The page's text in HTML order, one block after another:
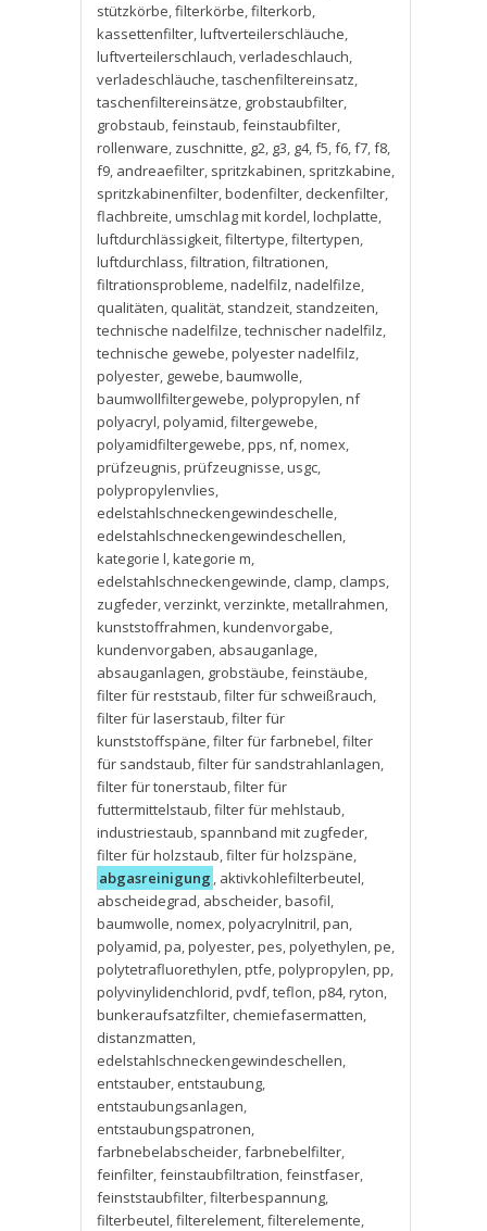
stützkörbe,filterkörbe,filterkorb,
kassettenfilter,luftverteilerschläuche,
luftverteilerschlauch,verladeschlauch,
verladeschläuche,taschenfiltereinsatz,
taschenfiltereinsätze, grobstaubfilter,
grobstaub,feinstaub,feinstaubfilter,
rollenware, zuschnitte, g2, g3, g4,f5,f6,f7,f8,
f9, andreaefilter, spritzkabinen, spritzkabine,
spritzkabinenfilter,bodenfilter, deckenfilter,
flachbreite,umschlag mit kordel,lochplatte,
luftdurchlässigkeit,filtertype,filtertypen,
luftdurchlass,filtration,filtrationen,
filtrationsprobleme,nadelfilz,nadelfilze,
qualitäten, qualität, standzeit, standzeiten,
technische nadelfilze,technischer nadelfilz,
technische gewebe,polyester nadelfilz,
polyester, gewebe,baumwolle,
baumwollfiltergewebe,polypropylen,nf
polyacryl,polyamid,filtergewebe,
polyamidfiltergewebe,pps,nf,nomex,
prüfzeugnis,prüfzeugnisse,usgc,
polypropylenvlies,
edelstahlschneckengewindeschelle,
edelstahlschneckengewindeschellen,
kategorie l,kategorie m,
edelstahlschneckengewinde, clamp, clamps,
zugfeder,verzinkt,verzinkte,metallrahmen,
kunststoffrahmen,kundenvorgabe,
kundenvorgaben, absauganlage,
absauganlagen, grobstäube,feinstäube,
filter für reststaub,filter für schweißrauch,
filter für laserstaub,filter für
kunststoffspäne,filter für farbnebel,filter
für sandstaub,filter für sandstrahlanlagen,
filter für tonerstaub,filter für
futtermittelstaub,filter für mehlstaub,
industriestaub, spannband mit zugfeder,
filter für holzstaub,filter für holzspäne,
abgasreinigung , aktivkohlefilterbeutel,
abscheidegrad, abscheider,basofil,
baumwolle,nomex,polyacrylnitril,pan,
polyamid,pa,polyester,pes,polyethylen,pe,
polytetrafluorethylen,ptfe,polypropylen,pp,
polyvinylidenchlorid,pvdf,teflon,p84,ryton,
bunkeraufsatzfilter, chemiefasermatten,
distanzmatten,
edelstahlschneckengewindeschellen,
entstauber, entstaubung,
entstaubungsanlagen,
entstaubungspatronen,
farbnebelabscheider,farbnebelfilter,
feinfilter,feinstaubfiltration,feinstfaser,
feinststaubfilter,filterbespannung,
filterbeutel,filterelement,filterelemente,